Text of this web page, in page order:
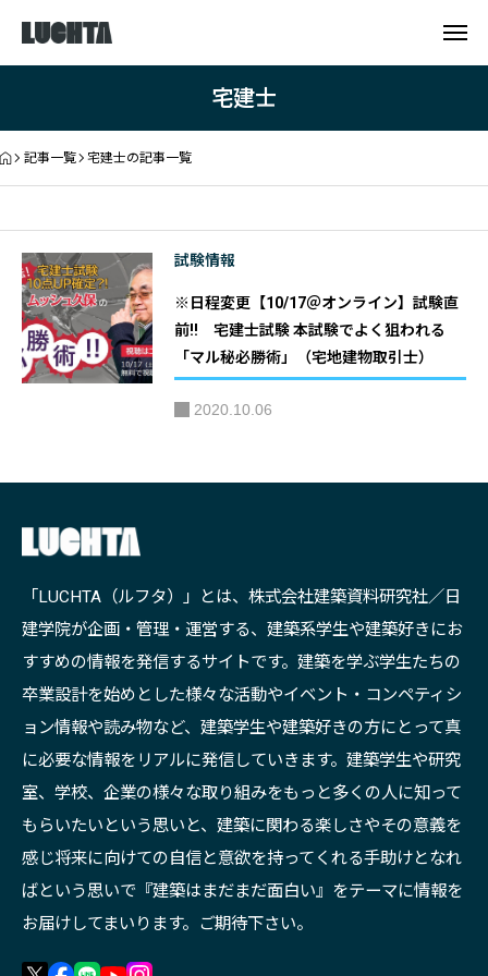
宅建士
記事一覧 宅建士の記事一覧
試験情報
※日程変更【10/17＠オンライン】試験直
前‼ 宅建士試験 本試験でよく狙われる
「マル秘必勝術」（宅地建物取引士）
2020.10.06
「LUCHTA（ルフタ）」とは、株式会社建築資料研究社／日
建学院が企画・管理・運営する、建築系学生や建築好きにお
すすめの情報を発信するサイトです。建築を学ぶ学生たちの
卒業設計を始めとした様々な活動やイベント・コンペティシ
ョン情報や読み物など、建築学生や建築好きの方にとって真
に必要な情報をリアルに発信していきます。建築学生や研究
室、学校、企業の様々な取り組みをもっと多くの人に知って
もらいたいという思いと、建築に関わる楽しさやその意義を
感じ将来に向けての自信と意欲を持ってくれる手助けとなれ
ばという思いで『建築はまだまだ面白い』をテーマに情報を
お届けしてまいります。ご期待下さい。